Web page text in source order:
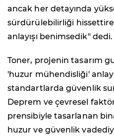
ancak her detayında
sürdürülebilirliği
anlayışı benimsedik" dedi.
Toner, projenin tasarım
'huzur mühendisliği'
standartlarda güvenlik
Deprem ve çevresel
prensibiyle tasarlanan
huzur ve güvenlik